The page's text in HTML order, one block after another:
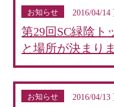
お知らせ 2016/04/14
第29回SC緑陰ト
と場所が決まり
お知らせ 2016/04/13